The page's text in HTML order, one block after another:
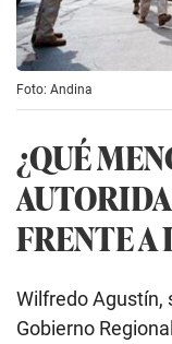
Foto: Andina
¿QUÉ
FRENTE A
Wilfredo Agustín,
Gobierno